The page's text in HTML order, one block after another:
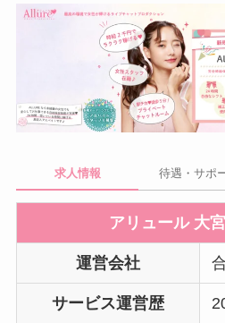
求人情報 待遇・サポ
アリュール 大
運営会社
サービス運営歴